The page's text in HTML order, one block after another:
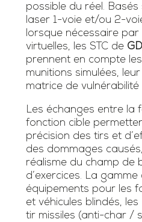
possible du réel.
laser 1-voie et/ou 2-
lorsque nécessaire par
virtuelles, les STC de
prennent en compte
munitions simulées,
matrice de vulnérabilité
Les échanges entre la
fonction cible
précision des tirs et
des dommages
réalisme du champ de
d’exercices. La gamme
équipements pour les
et véhicules blindés,
tir missiles (anti-char /